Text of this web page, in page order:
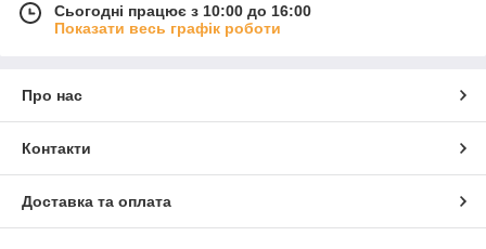
Сьогодні працює з 10:00 до 16:00
Показати весь графік роботи
Про нас
Контакти
Доставка та оплата